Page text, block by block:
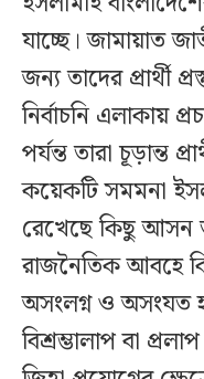
যাচ্ছে। জামায়াত
জন্য তাদের প্রার্থী
নির্বাচনি এলাকায়
পর্যন্ত তারা চূড়ান্ত
কয়েকটি সমমনা
রেখেছে কিছু আসন
রাজনৈতিক আবহে
অসংলগ্ন ও অসংযত
বিশ্রম্ভালাপ বা